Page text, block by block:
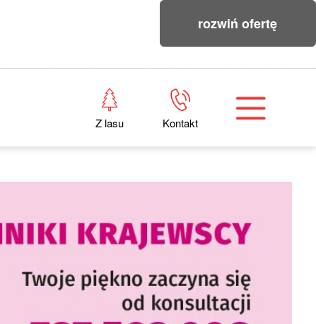
rozwiń ofertę
Z lasu Kontakt